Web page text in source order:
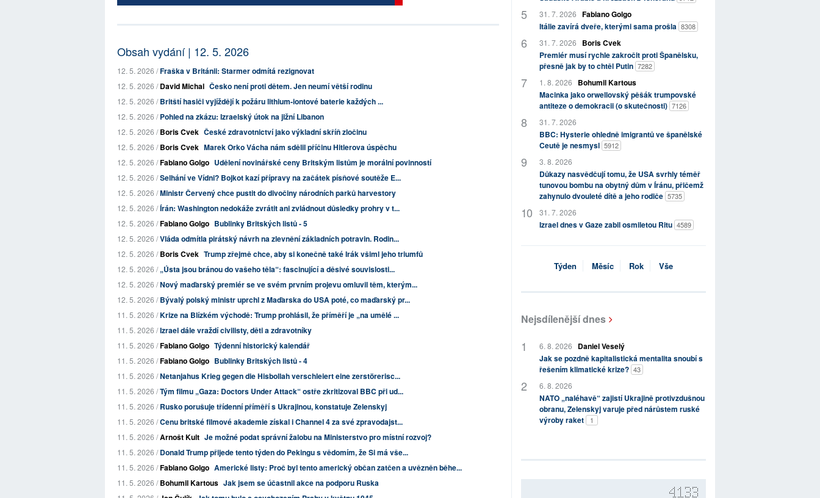
Obsah vydání | 12. 5. 2026
12. 5. 2026 /Fraška v Británii: Starmer odmítá rezignovat
12. 5. 2026 /David Michal Česko není proti dětem. Jen neumí větší rodinu
12. 5. 2026 /Britští hasiči vyjíždějí k požáru lithium-iontové baterie každých ...
12. 5. 2026 /Pohled na zkázu: Izraelský útok na jižní Libanon
12. 5. 2026 /Boris Cvek České zdravotnictví jako výkladní skříň zločinu
12. 5. 2026 /Boris Cvek Marek Orko Vácha nám sdělil příčinu Hitlerova úspěchu
12. 5. 2026 /Fabiano Golgo Udělení novinářské ceny Britským listům je morální povinností
12. 5. 2026 /Selhání ve Vídni? Bojkot kazí přípravy na začátek písňové soutěže E...
12. 5. 2026 /Ministr Červený chce pustit do divočiny národních parků harvestory
12. 5. 2026 /Írán: Washington nedokáže zvrátit ani zvládnout důsledky prohry v t...
12. 5. 2026 /Fabiano Golgo Bublinky Britských listů - 5
12. 5. 2026 /Vláda odmítla pirátský návrh na zlevnění základních potravin. Rodin...
12. 5. 2026 /Boris Cvek Trump zřejmě chce, aby si konečně také Irák všiml jeho triumfů
12. 5. 2026 /„Ústa jsou bránou do vašeho těla“: fascinující a děsivé souvislosti...
12. 5. 2026 /Nový maďarský premiér se ve svém prvním projevu omluvil těm, kterým...
12. 5. 2026 /Bývalý polský ministr uprchl z Maďarska do USA poté, co maďarský pr...
11. 5. 2026 /Krize na Blízkém východě: Trump prohlásil, že příměří je „na umělé ...
11. 5. 2026 /Izrael dále vraždí civilisty, děti a zdravotníky
11. 5. 2026 /Fabiano Golgo Týdenní historický kalendář
11. 5. 2026 /Fabiano Golgo Bublinky Britských listů - 4
11. 5. 2026 /Netanjahus Krieg gegen die Hisbollah verschleiert eine zerstörerisc...
11. 5. 2026 /Tým filmu „Gaza: Doctors Under Attack“ ostře zkritizoval BBC při ud...
11. 5. 2026 /Rusko porušuje třídenní příměří s Ukrajinou, konstatuje Zelenskyj
11. 5. 2026 /Cenu britské filmové akademie získal i Channel 4 za své zpravodajst...
11. 5. 2026 /Arnošt Kult Je možné podat správní žalobu na Ministerstvo pro místní rozvoj?
11. 5. 2026 /Donald Trump přijede tento týden do Pekingu s vědomím, že Si má vše...
11. 5. 2026 /Fabiano Golgo Americké listy: Proč byl tento americký občan zatčen a uvězněn běhe...
11. 5. 2026 /Bohumil Kartous Jak jsem se účastnil akce na podporu Ruska
31. 7. 2026 Fabiano Golgo
Itálie zavírá dveře, kterými sama prošla 8308
31. 7. 2026
Boris Cvek
Premiér musí rychle zakročit proti Španělsku,
přesně jak by to chtěl Putin 7282
1. 8. 2026
Bohumil Kartous
Macinka jako orwellovský pěšák trumpovské
antiteze o demokracii (o skutečnosti) 7126
31. 7. 2026
BBC: Hysterie ohledně imigrantů ve španělské
Ceutě je nesmysl 5912
3. 8. 2026
Důkazy nasvědčují tomu, že USA svrhly téměř
tunovou bombu na obytný dům v Íránu, přičemž
zahynulo dvouleté dítě a jeho rodiče 5735
31. 7. 2026
Izrael dnes v Gaze zabil osmiletou Ritu 4589
Týden Měsíc Rok Vše
Nejsdílenější dnes
6. 8. 2026
Daniel Veselý
Jak se pozdně kapitalistická mentalita snoubí s
řešením klimatické krize? 43
6. 8. 2026
NATO „naléhavě“ zajistí Ukrajině protivzdušnou
obranu, Zelenskyj varuje před nárůstem ruské
výroby raket
1
4133